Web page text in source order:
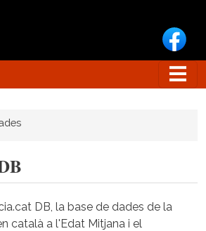
DB, la base de dades de la
català a l'Edat Mitjana i el